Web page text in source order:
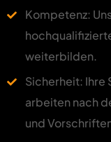
Kompetenz:
weiterbilden.
Sicherheit: Ihre
arbeiten nach
und